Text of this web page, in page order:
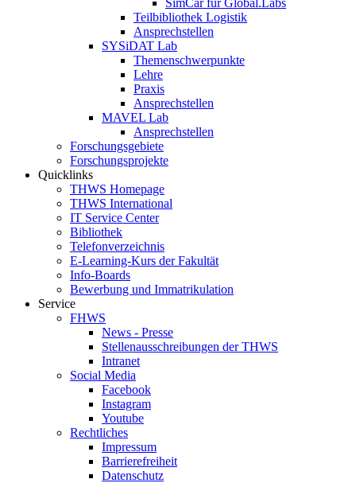
SimCar für Global.Labs
Teilbibliothek Logistik
Ansprechstellen
SYSiDAT Lab
Themenschwerpunkte
Lehre
Praxis
Ansprechstellen
MAVEL Lab
Ansprechstellen
Forschungsgebiete
Forschungsprojekte
Quicklinks
THWS Homepage
THWS International
IT Service Center
Bibliothek
Telefonverzeichnis
E-Learning-Kurs der Fakultät
Info-Boards
Bewerbung und Immatrikulation
Service
FHWS
News - Presse
Stellenausschreibungen der THWS
Intranet
Social Media
Facebook
Instagram
Youtube
Rechtliches
Impressum
Barrierefreiheit
Datenschutz